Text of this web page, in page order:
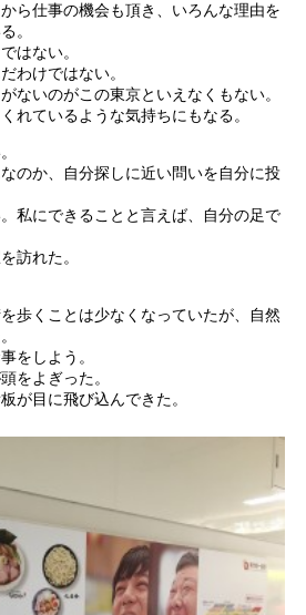
ら仕事の機会も頂き、いろんな理由を
。
はない。
わけではない。
ないのがこの東京といえなくもない。
れているような気持ちにもなる。
のか、自分探しに近い問いを自分に投
私にできることと言えば、自分の足で
訪れた。
歩くことは少なくなっていたが、自然
をしよう。
をよぎった。
が目に飛び込んできた。